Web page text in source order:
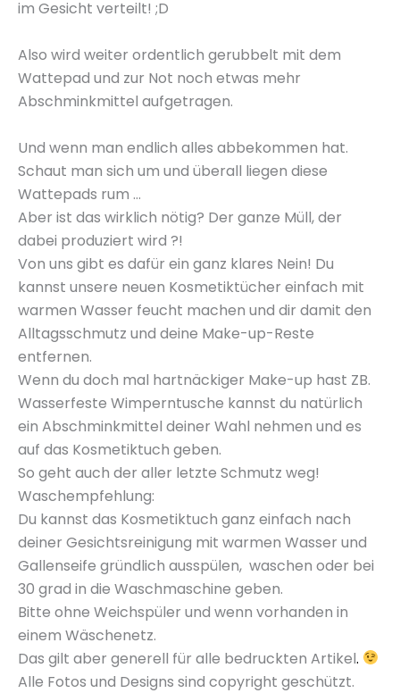
im Gesicht verteilt! ;D
Also wird weiter ordentlich gerubbelt mit dem
Wattepad und zur Not noch etwas mehr
Abschminkmittel aufgetragen.
Und wenn man endlich alles abbekommen hat.
Schaut man sich um und überall liegen diese
Wattepads rum …
Aber ist das wirklich nötig? Der ganze Müll, der
dabei produziert wird ?!
Von uns gibt es dafür ein ganz klares Nein! Du
kannst unsere neuen Kosmetiktücher einfach mit
warmen Wasser feucht machen und dir damit den
Alltagsschmutz und deine Make-up-Reste
entfernen.
Wenn du doch mal hartnäckiger Make-up hast ZB.
Wasserfeste Wimperntusche kannst du natürlich
ein Abschminkmittel deiner Wahl nehmen und es
auf das Kosmetiktuch geben.
So geht auch der aller letzte Schmutz weg!
Waschempfehlung:
Du kannst das Kosmetiktuch ganz einfach nach
deiner Gesichtsreinigung mit warmen Wasser und
Gallenseife gründlich ausspülen, waschen oder bei
30 grad in die Waschmaschine geben.
Bitte ohne Weichspüler und wenn vorhanden in
einem Wäschenetz.
Das gilt aber generell für alle bedruckten Artikel.
Alle Fotos und Designs sind copyright geschützt.